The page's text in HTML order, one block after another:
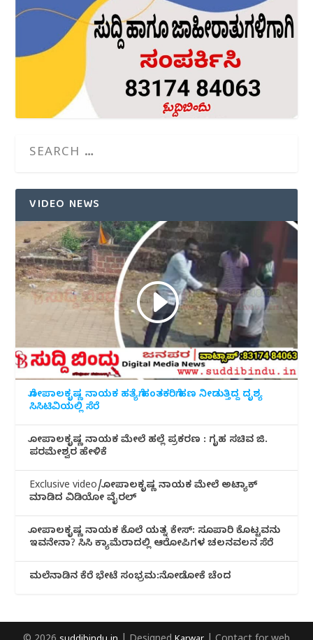
VIDEO NEWS
ಗೋಪಾಲಕೃಷ್ಣ ನಾಯಕ ಹತ್ಯೆಗೆ ಹಂತಕರಿಗೆ ಹಣ ನೀಡುತ್ತಿದ್ದ ದೃಶ್ಯ
ಸಿಸಿಟಿವಿಯಲ್ಲಿ ಸೆರೆ
ಗೋಪಾಲಕೃಷ್ಣ ನಾಯಕ ಮೇಲೆ ಹಲ್ಲೆ ಪ್ರಕರಣ : ಗೃಹ ಸಚಿವ ಜಿ.
ಪರಮೇಶ್ವರ ಹೇಳಿಕೆ
Exclusive video/ಗೋಪಾಲಕೃಷ್ಣ ನಾಯಕ ಮೇಲೆ ಅಟ್ಯಾಕ್
ಮಾಡಿದ ವಿಡಿಯೋ ವೈರಲ್
ಗೋಪಾಲಕೃಷ್ಣ ನಾಯಕ ಕೊಲೆ ಯತ್ನ ಕೇಸ್: ಸೂಪಾರಿ ಕೊಟ್ಟವನು
ಇವನೇನಾ? ಸಿಸಿ ಕ್ಯಾಮೆರಾದಲ್ಲಿ ಆರೋಪಿಗಳ ಚಲನವಲನ ಸೆರೆ
ಮಲೆನಾಡಿ‌ನ ಕೆರೆ ಭೇಟೆ ಸಂಭ್ರಮ:ನೋಡೋಕೆ ಚೆಂದ